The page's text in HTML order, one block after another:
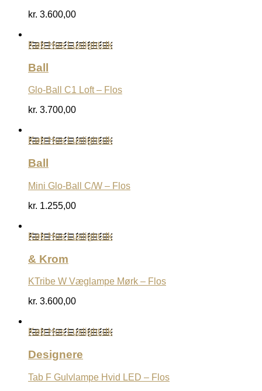
kr. 3.600,00
Køb Hos Luxlight.dk
Ball
Glo-Ball C1 Loft – Flos
kr. 3.700,00
Køb Hos Luxlight.dk
Ball
Mini Glo-Ball C/W – Flos
kr. 1.255,00
Køb Hos Luxlight.dk
& Krom
KTribe W Væglampe Mørk – Flos
kr. 3.600,00
Køb Hos Luxlight.dk
Designere
Tab F Gulvlampe Hvid LED – Flos